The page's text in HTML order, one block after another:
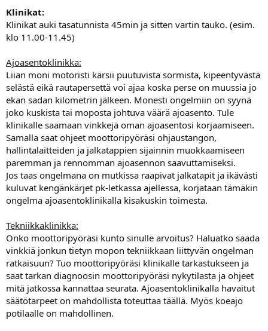
Klinikat:
Klinikat auki tasatunnista 45min ja sitten vartin tauko. (esim.
klo 11.00-11.45)
Ajoasentoklinikka:
Liian moni motoristi kärsii puutuvista sormista, kipeentyvästä
selästä eikä rautapersettä voi ajaa koska perse on muussia jo
ekan sadan kilometrin jälkeen. Monesti ongelmiin on syynä
joko kuskista tai moposta johtuva väärä ajoasento. Tule
klinikalle saamaan vinkkejä oman ajoasentosi korjaamiseen.
Samalla saat ohjeet moottoripyöräsi ohjaustangon,
hallintalaitteiden ja jalkatappien sijainnin muokkaamiseen
paremman ja rennomman ajoasennon saavuttamiseksi.
Jos taas ongelmana on mutkissa raapivat jalkatapit ja ikävästi
kuluvat kengänkärjet pk-letkassa ajellessa, korjataan tämäkin
ongelma ajoasentoklinikalla kisakuskin toimesta.
Tekniikkaklinikka:
Onko moottoripyöräsi kunto sinulle arvoitus? Haluatko saada
vinkkiä jonkun tietyn mopon tekniikkaan liittyvän ongelman
ratkaisuun? Tuo moottoripyöräsi klinikalle tarkastukseen ja
saat tarkan diagnoosin moottoripyöräsi nykytilasta ja ohjeet
mitä jatkossa kannattaa seurata. Ajoasentoklinikalla havaitut
säätötarpeet on mahdollista toteuttaa täällä. Myös koeajo
potilaalle on mahdollinen.